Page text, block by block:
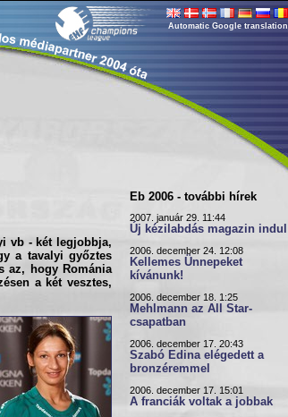
Automatic Google translation
vb - két legjobbja,
a tavalyi győztes
az, hogy Románia
a két vesztes,
Eb 2006 - további hírek
2007. január 29. 11:44
Új kézilabdás magazin indul
2006. december 24. 12:08
Kellemes Ünnepeket
kívánunk!
2006. december 18. 1:25
Mehlmann az All Star-
csapatban
2006. december 17. 20:43
Szabó Edina elégedett a
bronzéremmel
2006. december 17. 15:01
A franciák voltak a jobbak